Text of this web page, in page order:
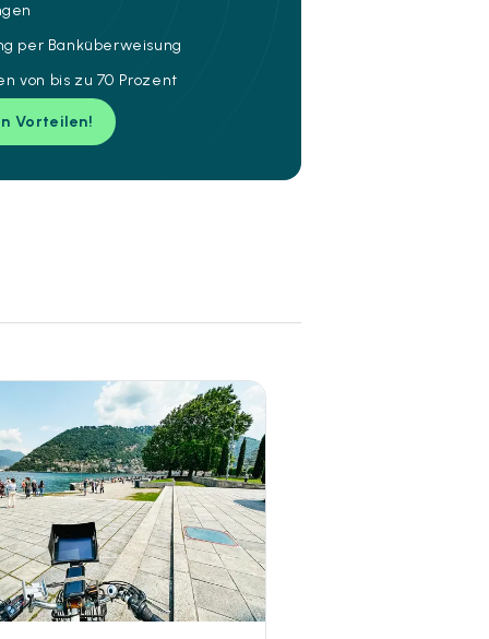
per Banküberweisung
von bis zu 70 Prozent
Vorteilen!